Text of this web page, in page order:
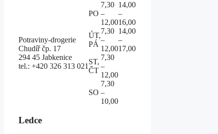
Potraviny-drogerie
Chudíř čp. 17
294 45 Jabkenice
tel.: +420 326 313 021
PO
7,30
–
12,00
14,00
–
16,00
ÚT,
PÁ
7,30
–
12,00
14,00
–
17,00
ST,
ČT
7,30
–
12,00
SO
7,30
–
10,00
Ledce